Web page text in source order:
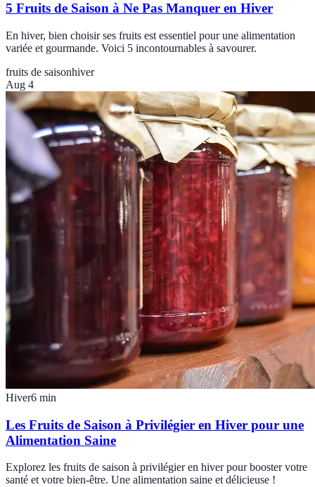
5 Fruits de Saison à Ne Pas Manquer en Hiver
En hiver, bien choisir ses fruits est essentiel pour une alimentation
variée et gourmande. Voici 5 incontournables à savourer.
fruits de saisonhiver
Aug 4
Hiver6 min
Les Fruits de Saison à Privilégier en Hiver pour une
Alimentation Saine
Explorez les fruits de saison à privilégier en hiver pour booster votre
santé et votre bien-être. Une alimentation saine et délicieuse !